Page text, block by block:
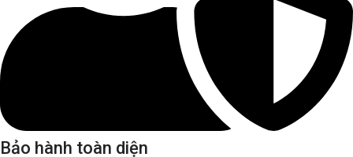
Bảo hành toàn diện